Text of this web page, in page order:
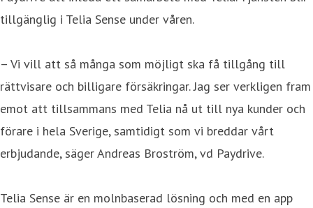
tillgänglig i Telia Sense under våren.
– Vi vill att så många som möjligt ska få tillgång till
rättvisare och billigare försäkringar. Jag ser verkligen fram
emot att tillsammans med Telia nå ut till nya kunder och
förare i hela Sverige, samtidigt som vi breddar vårt
erbjudande, säger Andreas Broström, vd Paydrive.
Telia Sense är en molnbaserad lösning och med en app